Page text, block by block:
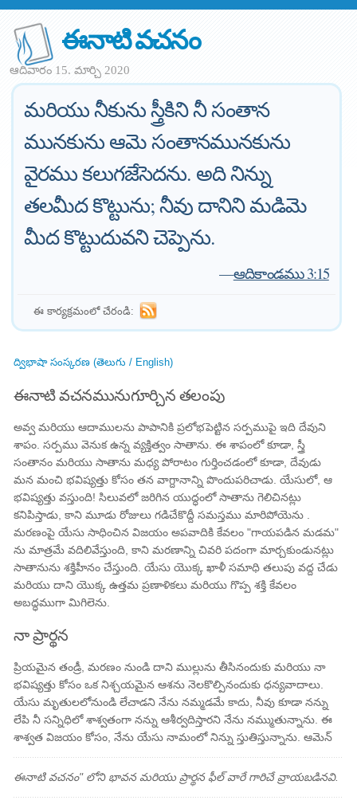
ఈనాటి వచనం
ఆదివారం 15. మార్చి 2020
మరియు నీకును స్త్రీకిని నీ సంతాన
మునకును ఆమె సంతానమునకును
వైరము కలుగజేసెదను. అది నిన్ను
తలమీద కొట్టును; నీవు దానిని మడిమె
మీద కొట్టుదువని చెప్పెను.
—ఆదికాండము 3:15
ఈ కార్యక్రమంలో చేరండి:
ద్విభాషా సంస్కరణ (తెలుగు / English)
ఈనాటి వచనమునుగూర్చిన తలంపు
అవ్వ మరియు ఆదాములను పాపానికి ప్రలోభపెట్టిన సర్పముపై ఇది దేవుని
శాపం. సర్పము వెనుక ఉన్న వ్యక్తిత్వం సాతాను. ఈ శాపంలో కూడా, స్త్రీ
సంతానం మరియు సాతాను మధ్య పోరాటం గుర్తించడంలో కూడా, దేవుడు
మన మంచి భవిష్యత్తు కోసం తన వాగ్దానాన్ని పొందుపరిచాడు. యేసులో, ఆ
భవిష్యత్తు వస్తుంది! సిలువలో జరిగిన యుద్ధంలో సాతాను గెలిచినట్లు
కనిపిస్తాడు, కాని మూడు రోజులు గడిచేకొద్దీ సమస్తము మారిపోయెను .
మరణంపై యేసు సాధించిన విజయం అపవాదికి కేవలం "గాయపడిన మడమ"
ను మాత్రమే వదిలివేస్తుంది, కాని మరణాన్ని చివరి పదంగా మార్చకుండునట్లు
సాతానును శక్తిహీనం చేస్తుంది. యేసు యొక్క ఖాళీ సమాధి తలుపు వద్ద చేడు
మరియు దాని యొక్క ఉత్తమ ప్రణాళికలు మరియు గొప్ప శక్తి కేవలం
అబద్ధముగా మిగిలెను.
నా ప్రార్థన
ప్రియమైన తండ్రీ, మరణం నుండి దాని ముల్లును తీసినందుకు మరియు నా
భవిష్యత్తు కోసం ఒక నిశ్చయమైన ఆశను నెలకొల్పినందుకు ధన్యవాదాలు.
యేసు మృతులలోనుండి లేచాడని నేను నమ్మడమే కాదు, నీవు కూడా నన్ను
లేపి నీ సన్నిధిలో శాశ్వతంగా నన్ను ఆశీర్వదిస్తారని నేను నమ్ముతున్నాను. ఈ
శాశ్వత విజయం కోసం, నేను యేసు నామంలో నిన్ను స్తుతిస్తున్నాను. ఆమెన్
ఈనాటి వచనం" లోని భావన మరియు ప్రార్థన ఫీల్ వారే గారిచే వ్రాయబడినవి.